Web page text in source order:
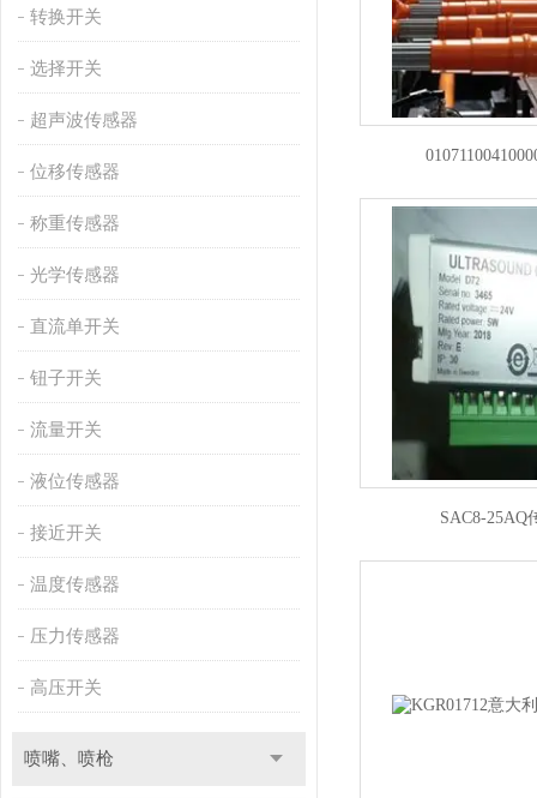
转换开关
选择开关
超声波传感器
位移传感器
称重传感器
光学传感器
直流单开关
钮子开关
流量开关
液位传感器
接近开关
温度传感器
压力传感器
高压开关
喷嘴、喷枪
SAC8-25AQ